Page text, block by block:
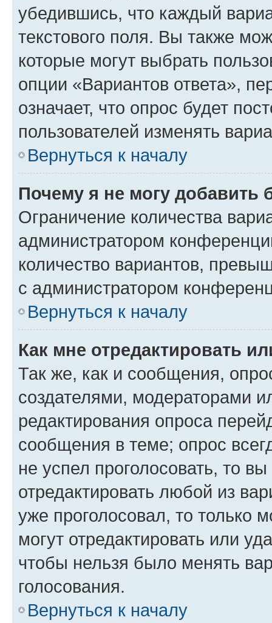
убедившись, что каждый
текстового поля. Вы также
которые могут выбрать
опции «Вариантов ответа»,
означает, что опрос будет
пользователей изменять
Вернуться к началу
Почему я не могу добавить
Ограничение количества
администратором
количество вариантов,
с администратором
Вернуться к началу
Как мне отредактировать
Так же, как и сообщения,
создателями, модераторами
редактирования опроса
сообщения в теме; опрос
не успел проголосовать, то
отредактировать любой из
уже проголосовал, то только
могут отредактировать или
чтобы нельзя было менять
голосования.
Вернуться к началу